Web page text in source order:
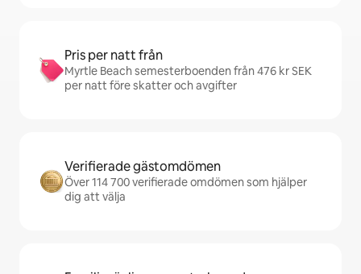
Pris per natt från
Myrtle Beach semesterboenden från 476 kr SEK
per natt före skatter och avgifter
Verifierade gästomdömen
Över 114 700 verifierade omdömen som hjälper
dig att välja